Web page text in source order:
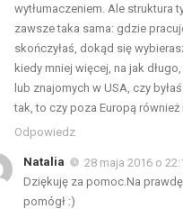
wytłumaczeniem. Ale struktura
zawsze taka sama: gdzie
skończyłaś, dokąd się
kiedy mniej więcej, na jak
lub znajomych w USA, czy
tak, to czy poza Europą również
Odpowiedz
Natalia
28 maja 2016 o
Dziękuję za pomoc.Na
pomógł :)